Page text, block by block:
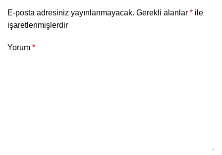
E-posta adresiniz yayınlanmayacak. Gerekli alanlar * ile
işaretlenmişlerdir
Yorum *